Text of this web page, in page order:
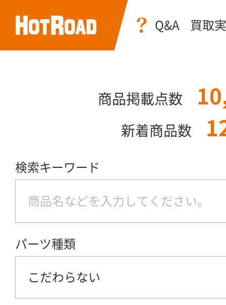
Q&A 買取
商品掲載点数
新着商品数
検索キーワード
パーツ種類
こだわらない